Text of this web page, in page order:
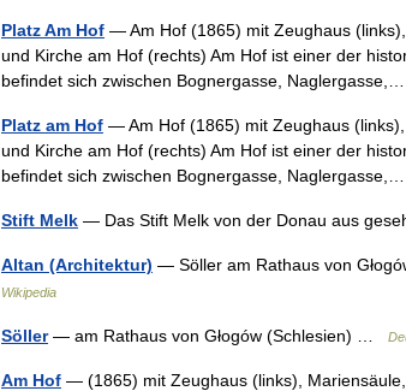
Platz Am Hof — Am Hof (1865) mit Zeughaus
und Kirche am Hof (rechts) Am Hof ist einer der
befindet sich zwischen Bognergasse,
Platz am Hof — Am Hof (1865) mit Zeughaus
und Kirche am Hof (rechts) Am Hof ist einer der
befindet sich zwischen Bognergasse,
Stift Melk — Das Stift Melk von der Donau aus
Altan (Architektur) — Söller am Rathaus von
Wikipedia
Söller— am Rathaus von Głogów (Schlesien) …
Am Hof — (1865) mit Zeughaus (links),